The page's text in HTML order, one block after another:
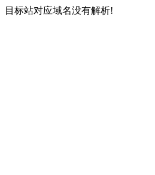
目标站对应域名没有解析!